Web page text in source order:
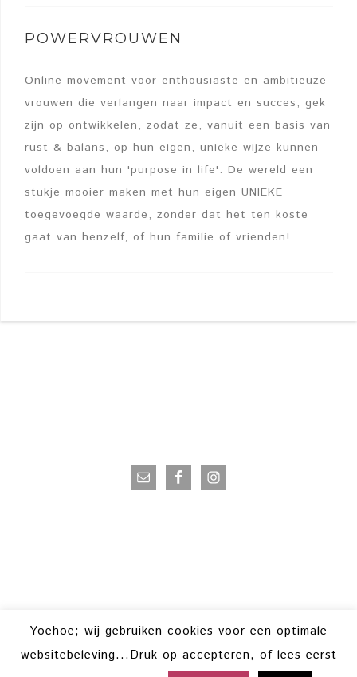
POWERVROUWEN
Online movement voor enthousiaste en ambitieuze
vrouwen die verlangen naar impact en succes, gek
zijn op ontwikkelen, zodat ze, vanuit een basis van
rust & balans, op hun eigen, unieke wijze kunnen
voldoen aan hun 'purpose in life': De wereld een
stukje mooier maken met hun eigen UNIEKE
toegevoegde waarde, zonder dat het ten koste
gaat van henzelf, of hun familie of vrienden!
VOLG OP INSTAGRAM
Yoehoe; wij gebruiken cookies voor een optimale
websitebeleving...Druk op accepteren, of lees eerst